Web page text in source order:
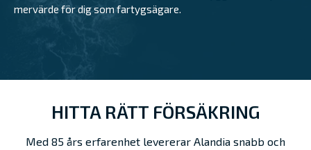
mervärde för dig som fartygsägare.
HITTA RÄTT FÖRSÄKRING
Med 85 års erfarenhet levererar Alandia snabb och